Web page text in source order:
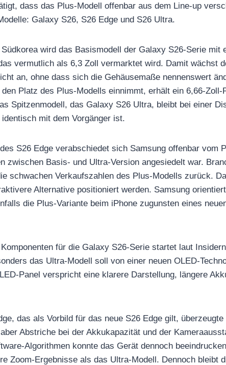
dass das Plus-Modell offenbar aus dem Line-up
Galaxy S26, S26 Edge und S26 Ultra.
wird das Basismodell der Galaxy S26-Serie mit
vermutlich als 6,3 Zoll vermarktet wird. Damit wächst
an, ohne dass sich die Gehäusemaße nennenswert
Platz des Plus-Modells einnimmt, erhält ein 6,66-
Spitzenmodell, das Galaxy S26 Ultra, bleibt bei einer
mit dem Vorgänger ist.
S26 Edge verabschiedet sich Samsung offenbar vom
zwischen Basis- und Ultra-Version angesiedelt war.
schwachen Verkaufszahlen des Plus-Modells zurück.
Alternative positioniert werden. Samsung
die Plus-Variante beim iPhone zugunsten eines
für die Galaxy S26-Serie startet laut
das Ultra-Modell soll von einer neuen OLED-
Panel verspricht eine klarere Darstellung, längere
das als Vorbild für das neue S26 Edge gilt,
Abstriche bei der Akkukapazität und der
Algorithmen konnte das Gerät dennoch
Zoom-Ergebnisse als das Ultra-Modell. Dennoch bleibt